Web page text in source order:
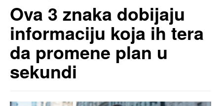
Ova 3 znaka dobijaju
informaciju koja ih tera
da promene plan u
sekundi